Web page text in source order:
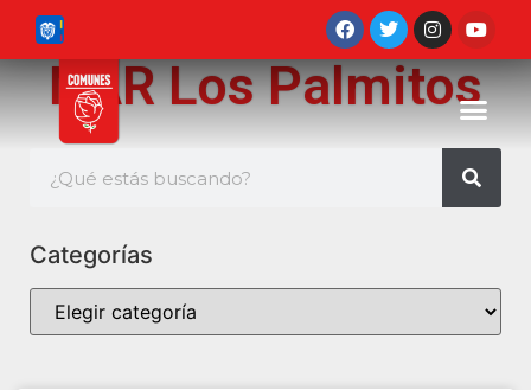
NAR Los Palmitos
Categorías